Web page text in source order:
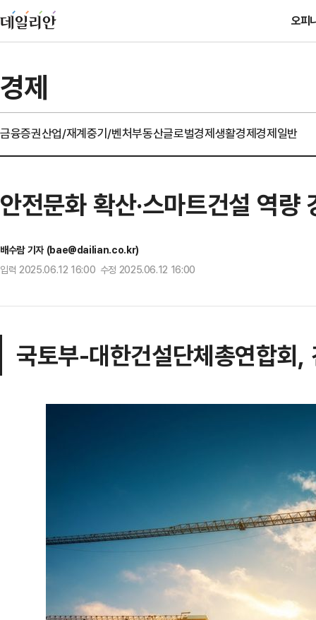
오피
경제
금융증권산업/재계중기/벤처부동산글로벌경제생활경제경제일반
안전문화 확산·스마트건설 역
배수람 기자 (bae@dailian.co.kr)
입력 2025.06.12 16:00 수정 2025.06.12 16:00
국토부-대한건설단체총연합회